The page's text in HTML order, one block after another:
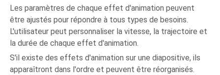
Les paramètres de chaque effet d'animation peuvent
être ajustés pour répondre à tous types de besoins.
L'utilisateur peut personnaliser la vitesse, la trajectoire et
la durée de chaque effet d'animation.
S'il existe des effets d'animation sur une diapositive, ils
apparaîtront dans l'ordre et peuvent être réorganisés.